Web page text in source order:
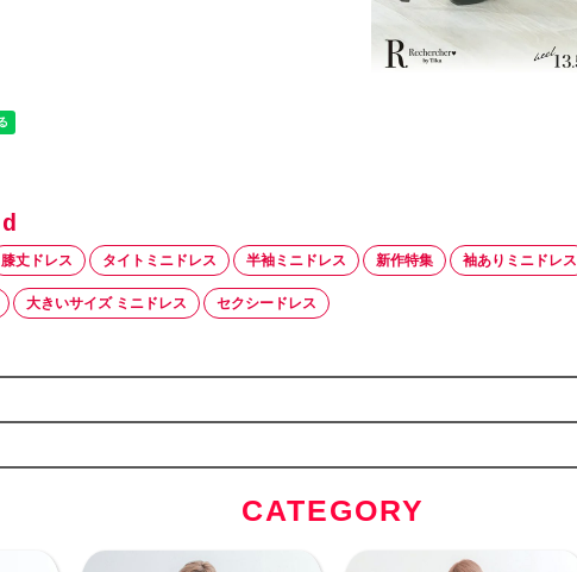
膝丈ドレス タイトミニドレス 半袖ミニドレス 新作特集 袖ありミニドレス
大きいサイズ ミニドレス セクシードレス
CATEGORY